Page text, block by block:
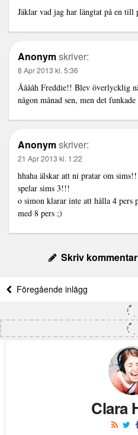
Jäklar vad jag har längtat på en till
Anonymskriver:
8 Apr 2013 kl. 5:36
Ååååh Freddie!! Blev överlycklig
någon månad sen, men det
Anonymskriver:
21 Apr 2013 kl. 1:22
hhaha älskar att ni pratar om
spelar sims 3!!!
o simon klarar inte att hålla 4 pers
med 8 pers ;)
Skriv kommentar
Föregående inlägg
Clara